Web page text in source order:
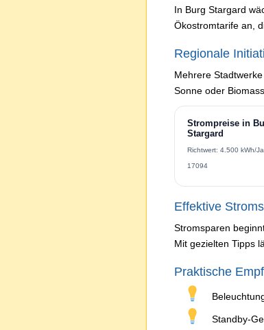
In Burg Stargard
Ökostromtarife an,
Regionale
Mehrere
Sonne oder
Strompreise in
Stargard
Richtwert: 4.500 kWh/
17094
Effektive
Stromsparen
Mit gezielten Tipps
Praktische
Standby-